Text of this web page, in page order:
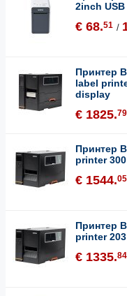
2inch
€ 68.51 /
Принтер
label
display
€ 1825.79
Принтер
printer
€ 1544.05
Принтер
printer
€ 1335.84